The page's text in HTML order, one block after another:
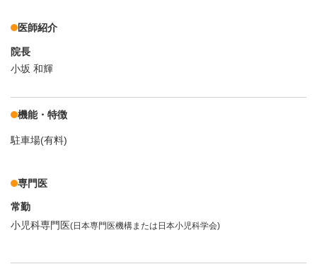
医師紹介
院長
小坂 和輝
機能・特徴
駐車場(有料)
専門医
常勤
小児科専門医(日本専門医機構または日本小児科学会)